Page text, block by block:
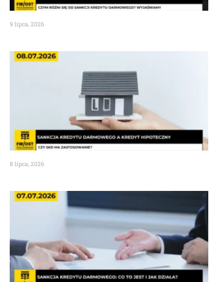
9 lipca, 2026
8 lipca, 2026